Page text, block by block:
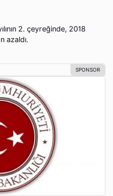
2. çeyreğinde, 2018
azaldı.